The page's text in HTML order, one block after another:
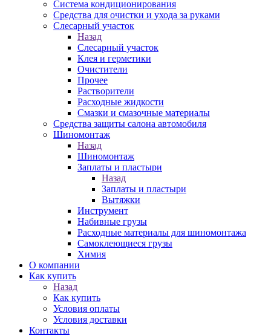
Система кондиционирования
Средства для очистки и ухода за руками
Слесарный участок
Назад
Слесарный участок
Клея и герметики
Очистители
Прочее
Растворители
Расходные жидкости
Смазки и смазочные материалы
Средства защиты салона автомобиля
Шиномонтаж
Назад
Шиномонтаж
Заплаты и пластыри
Назад
Заплаты и пластыри
Вытяжки
Инструмент
Набивные грузы
Расходные материалы для шиномонтажа
Самоклеющиеся грузы
Химия
О компании
Как купить
Назад
Как купить
Условия оплаты
Условия доставки
Контакты